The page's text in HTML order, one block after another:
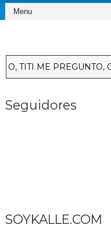
ME PREGUNTO,
Seguidores
SOYKALLE.COM